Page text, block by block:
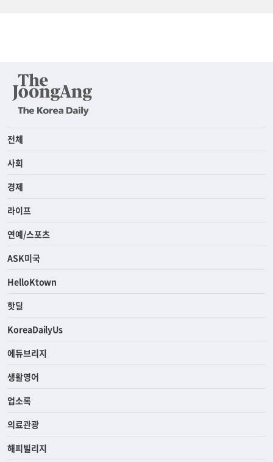
전체
사회
경제
라이프
연예/스포츠
ASK미국
HelloKtown
핫딜
KoreaDailyUs
에듀브리지
생활영어
업소록
의료관광
해피빌리지